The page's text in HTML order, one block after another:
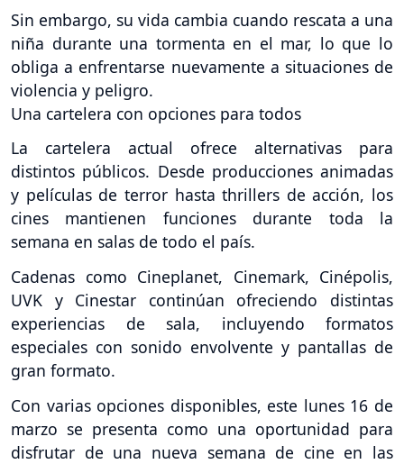
Sin embargo, su vida cambia cuando rescata a una
niña durante una tormenta en el mar, lo que lo
obliga a enfrentarse nuevamente a situaciones de
violencia y peligro.
Una cartelera con opciones para todos
La cartelera actual ofrece alternativas para
distintos públicos. Desde producciones animadas
y películas de terror hasta thrillers de acción, los
cines mantienen funciones durante toda la
semana en salas de todo el país.
Cadenas como Cineplanet, Cinemark, Cinépolis,
UVK y Cinestar continúan ofreciendo distintas
experiencias de sala, incluyendo formatos
especiales con sonido envolvente y pantallas de
gran formato.
Con varias opciones disponibles, este lunes 16 de
marzo se presenta como una oportunidad para
disfrutar de una nueva semana de cine en las